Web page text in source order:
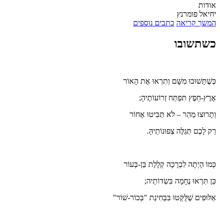
אודות
יחיאל פומרנץ
המשך קריאה כתבים נוספים
כשתשובו
כְּשֶׁתָּשׁוּבוּ מִשָּׁם וְתִרְאוּ אֶת הָאוֹר
אֶרֶץ-חֵפֶץ תִּפְתַּח זְרוֹעוֹתֶיהָ;
וְתָרוּצוּ מַהֵר – לֹא תַּבִּיטוּ אָחוֹר
רַק לָכֶם תְּגַלֶּה צְפוּנוֹתֵיהָּ.
כְּמוֹ הָיְתָה לִבְרָכָה קְלָלַת בֵּן-בְּעוֹר
כֵּן תִּרְאוּ נֶחָמָה בִּשְׂדוֹתֵיה;
אַלּוּפִים שֶׁלֻּקְּטוּ בִּבְחִינַת "בְּכוֹר-שׁוֹר"